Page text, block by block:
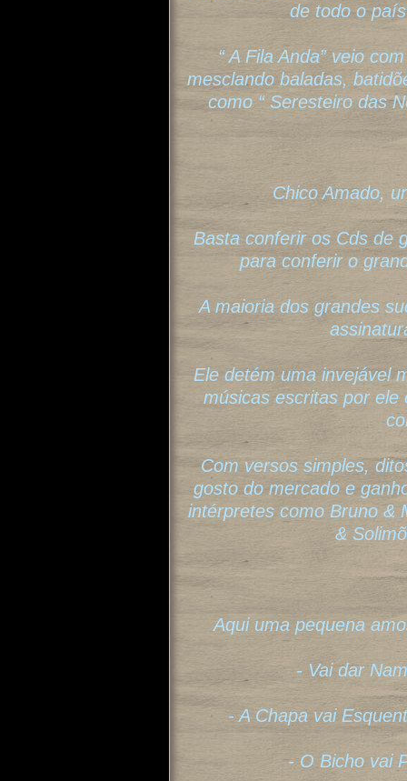
de todo o
“ A Fila Anda” veio
mesclando baladas,
como “ Seresteiro das
Chico Amado,
Basta conferir os Cds de
para conferir o
A maioria dos grandes
Ele detém uma invejável
músicas escritas por
Com versos simples,
gosto do mercado e
intérpretes como Bruno &
&
Aqui uma pequena
- Vai dar
- A Chapa vai
- O Bicho vai